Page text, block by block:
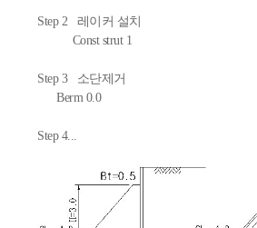
Step 2 레이커 설치
Const strut 1
Step 3 소단제거
Berm 0.0
Step 4...